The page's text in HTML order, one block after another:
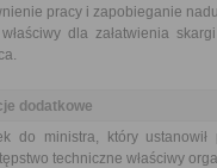
pracy i zapobieganie
dla załatwienia
dodatkowe
do ministra, który
techniczne właściwy